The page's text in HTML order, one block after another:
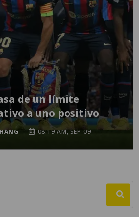
de un límite
a uno positivo
08:19 AM, SEP 09